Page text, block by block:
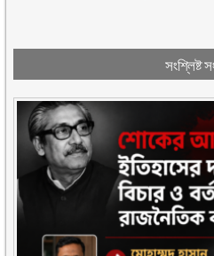
সংশ্লিষ্ট